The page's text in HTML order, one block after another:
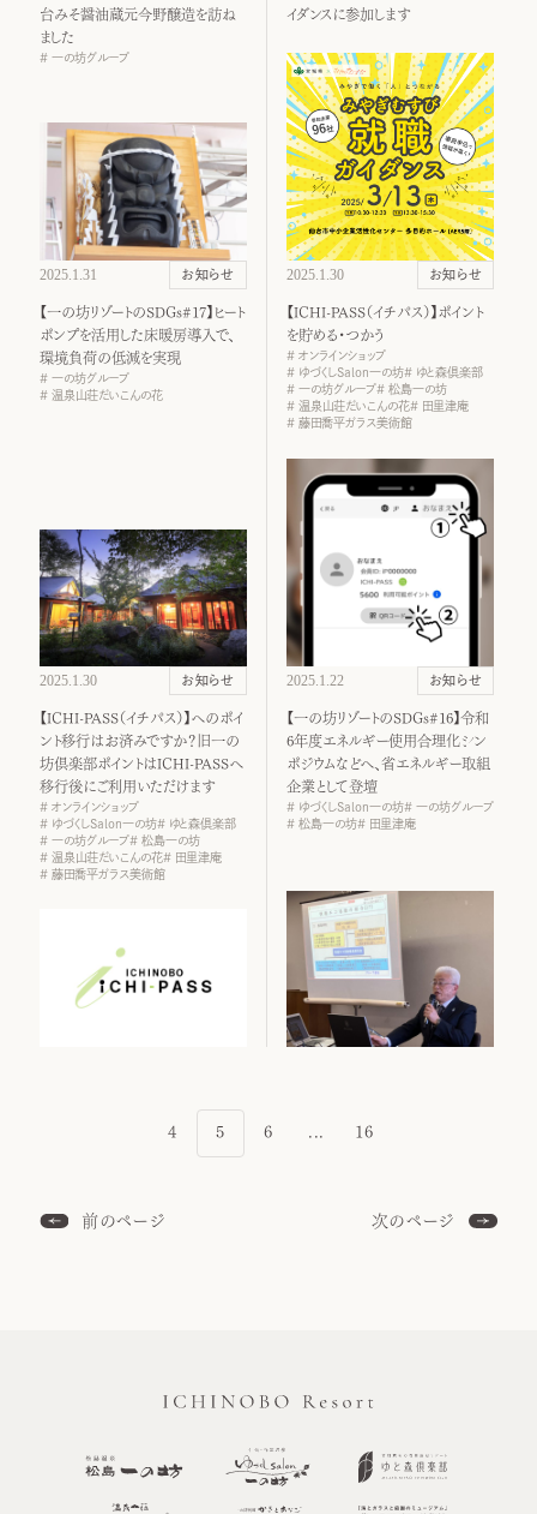
台みそ醤油蔵元今野醸造を訪ね
ました
一の坊グループ
イダンスに参加します
2025.1.31 お知らせ
【一の坊リゾートのSDGs#17】ヒート
ポンプを活用した床暖房導入で、
環境負荷の低減を実現
一の坊グループ
温泉山荘だいこんの花
2025.1.30 お知らせ
【ICHI-PASS（イチパス）】ポイント
を貯める・つかう
オンラインショップ
ゆづくしSalon一の坊
ゆと森倶楽部
一の坊グループ
松島一の坊
温泉山荘だいこんの花
田里津庵
藤田喬平ガラス美術館
2025.1.30 お知らせ
【ICHI-PASS（イチパス）】へのポイ
ント移行はお済みですか？旧一の
坊倶楽部ポイントはICHI-PASSへ
移行後にご利用いただけます
オンラインショップ
ゆづくしSalon一の坊
ゆと森倶楽部
一の坊グループ
松島一の坊
温泉山荘だいこんの花
田里津庵
藤田喬平ガラス美術館
2025.1.22 お知らせ
【一の坊リゾートのSDGs#16】令和
6年度エネルギー使用合理化シン
ポジウムなどへ、省エネルギー取組
企業として登壇
ゆづくしSalon一の坊
一の坊グループ
松島一の坊
田里津庵
前のページ
4 5 6 ... 16
次のページ